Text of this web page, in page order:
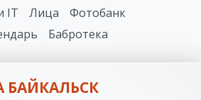
IT Лица
Фотобанк
Бабротека
БАЙКАЛЬСК